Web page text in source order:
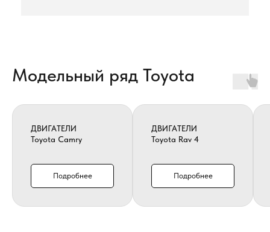
Модельный ряд Toyota
ДВИГАТЕЛИ
Toyota Camry
Подробнее
ДВИГАТЕЛИ
Toyota Rav 4
Подробнее